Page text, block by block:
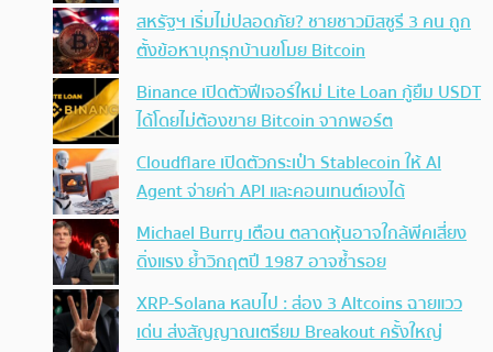
สหรัฐฯ เริ่มไม่ปลอดภัย? ชายชาวมิสซูรี 3 คน ถูก
ตั้งข้อหาบุกรุกบ้านขโมย Bitcoin
Binance เปิดตัวฟีเจอร์ใหม่ Lite Loan กู้ยืม USDT
ได้โดยไม่ต้องขาย Bitcoin จากพอร์ต
Cloudflare เปิดตัวกระเป๋า Stablecoin ให้ AI
Agent จ่ายค่า API และคอนเทนต์เองได้
Michael Burry เตือน ตลาดหุ้นอาจใกล้พีคเสี่ยง
ดิ่งแรง ย้ำวิกฤตปี 1987 อาจซ้ำรอย
XRP-Solana หลบไป : ส่อง 3 Altcoins ฉายแวว
เด่น ส่งสัญญาณเตรียม Breakout ครั้งใหญ่